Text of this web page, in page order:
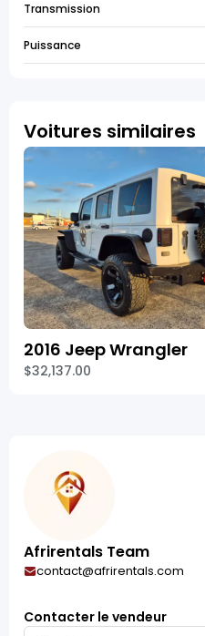
Transmission
Puissance
Voitures similaires
2016 Jeep Wrangler
$32,137.00
Afrirentals Team
contact@afrirentals.com
Contacter le vendeur